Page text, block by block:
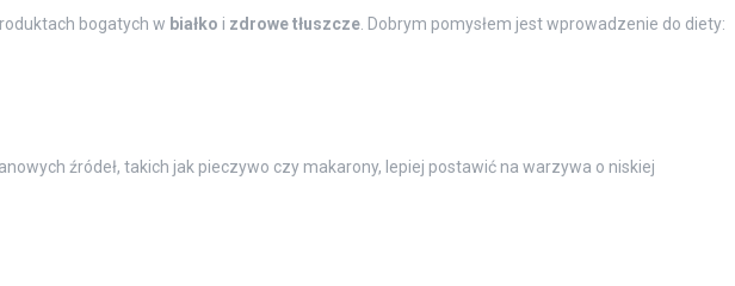
bogatych w białko i zdrowe tłuszcze. Dobrym pomysłem jest wprowadzenie do diety:
źródeł, takich jak pieczywo czy makarony, lepiej postawić na warzywa o niskiej